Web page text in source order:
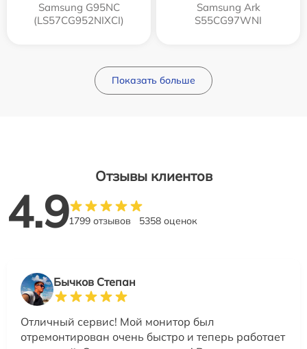
Samsung G95NC
(LS57CG952NIXCI)
Samsung Ark
S55CG97WNI
Показать больше
Отзывы клиентов
4.91799 отзывов 5358 оценок
Бычков Степан
Отличный сервис! Мой монитор был
отремонтирован очень быстро и теперь работает